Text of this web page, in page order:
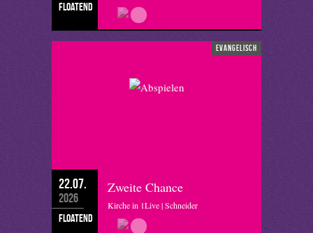
floatend
evangelisch
22.07.
2026
floatend
Zweite Chance
Kirche in 1Live | Schneider